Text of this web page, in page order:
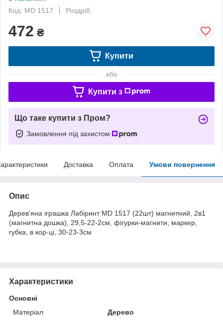
Код: MD 1517
Роздріб
472 ₴
Купити
або
Купити з
Що таке купити з Пром?
Замовлення під захистом
Доставка Оплата Умови повернення
Опис
Дерев'яна іграшка Лабіринт MD 1517 (22шт) магнитний, 2в1
(магнитна дошка), 29,5-22-2см, фігурки-магнити, маркер,
губка, в кор-ці, 30-23-3см
Характеристики
Основні
Матеріал
Дерево